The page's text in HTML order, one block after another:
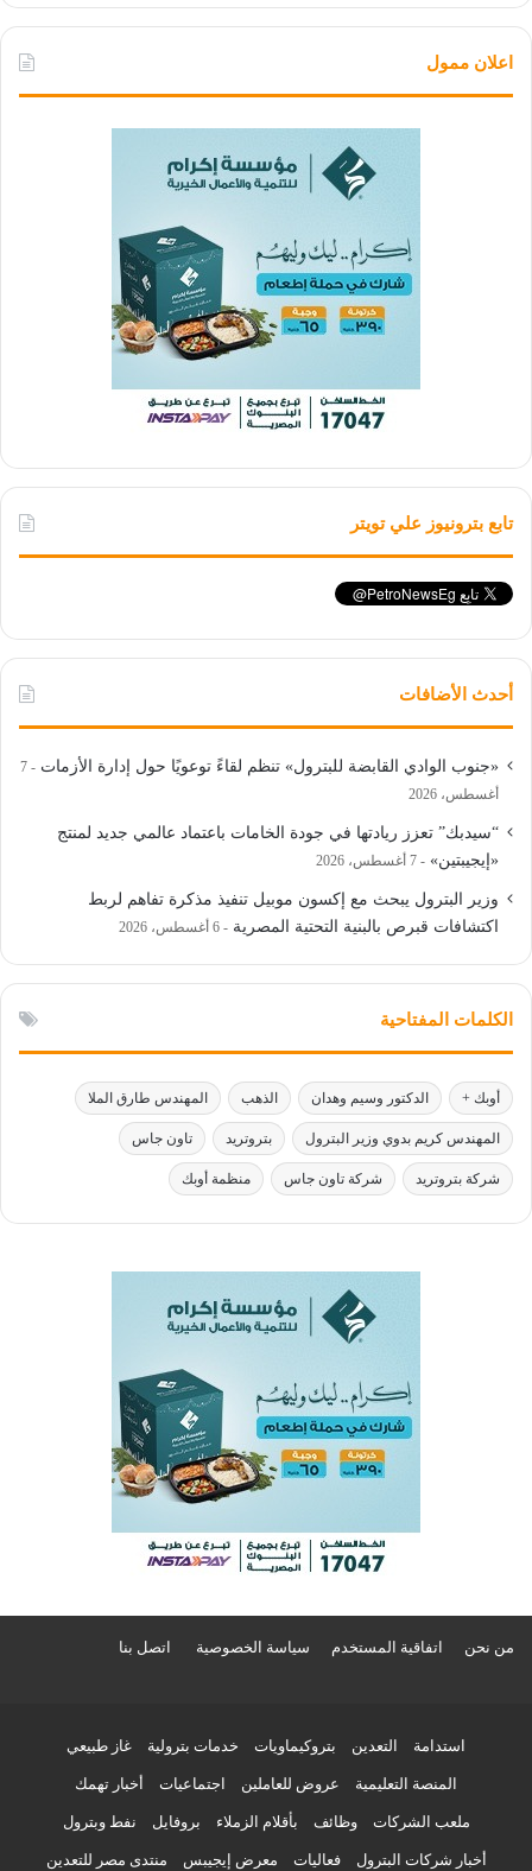
اعلان ممول
تابع بترونيوز علي تويتر
أحدث الأضافات
«جنوب الوادي القابضة للبترول» تنظم لقاءً توعويًا حول إدارة الأزمات
7
أغسطس، 2026
“سيدبك” تعزز ريادتها في جودة الخامات باعتماد عالمي جديد لمنتج
«إيجيبتين»
7 أغسطس، 2026
وزير البترول يبحث مع إكسون موبيل تنفيذ مذكرة تفاهم لربط
اكتشافات قبرص بالبنية التحتية المصرية
6 أغسطس، 2026
الكلمات المفتاحية
أوبك + الدكتور وسيم وهدان الذهب المهندس طارق الملا
المهندس كريم بدوي وزير البترول بتروتريد تاون جاس
شركة بتروتريد شركة تاون جاس منظمة أوبك
من نحن اتفاقية المستخدم سياسة الخصوصية اتصل بنا
استدامة التعدين بتروكيماويات خدمات بترولية غاز طبيعي
المنصة التعليمية عروض للعاملين اجتماعيات أخبار تهمك
ملعب الشركات وظائف بأقلام الزملاء بروفايل نفط وبترول
أخبار شركات البترول فعاليات معرض إيجيبس منتدى مصر للتعدين